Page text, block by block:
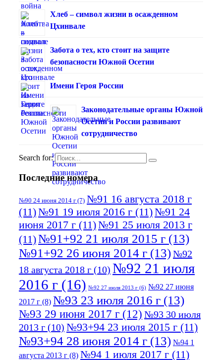
Хлеб – символ жизни в осажденном
Цхинвале
Забота о тех, кто стоит на защите
безопасности Южной Осетии
Имени Героя России
Законодательные органы Южной
Осетии и России развивают
сотрудничество
Search for:
Последние номера
№90 24 июня 2014 г (7) №91 16 августа 2018 г
(11)№91 19 июля 2016 г (11)№91 24
июня 2017 г (11)№91 25 июля 2013 г
(11)№91+92 21 июля 2015 г (13)
№91+92 26 июня 2014 г (13)№92
18 августа 2018 г (10) №92 21 июля
2016 г (16) №92 27 июля 2013 г (6) №92 27 июня
2017 г (8) №93 23 июля 2016 г (13)
№93 29 июня 2017 г (12) №93 30 июля
2013 г (10) №93+94 23 июля 2015 г (11)
№93+94 28 июня 2014 г (13) №94 1
августа 2013 г (8) №94 1 июля 2017 г (11)